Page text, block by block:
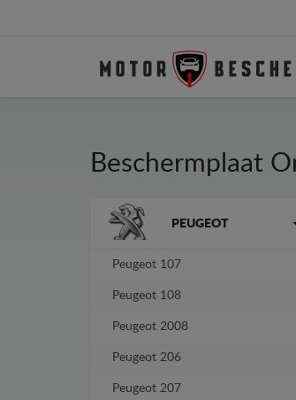
Beschermplaat
Merken PEUGEOT
Peugeot 107
Peugeot 108
Peugeot 2008
Peugeot 206
Peugeot 207